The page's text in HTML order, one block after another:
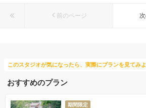
前のページ
このスタジオが気になったら、実際にプランを見てみよ
おすすめのプラン
期間限定